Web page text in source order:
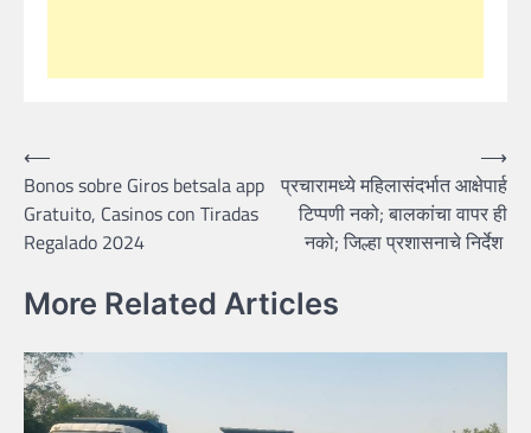
Post
navigation
⟵
Bonos sobre Giros betsala app
Gratuito, Casinos con Tiradas
Regalado 2024
प्रचारामध्ये महिलासंदर्भात आक्षेपार्ह
टिप्पणी नको; बालकांचा वापर ही
नको; जिल्हा प्रशासनाचे निर्देश
⟶
More Related Articles